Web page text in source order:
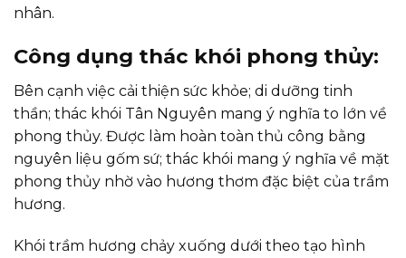
nhân.
Công dụng thác khói phong thủy:
Bên cạnh việc cải thiện sức khỏe; di dưỡng tinh
thần; thác khói Tân Nguyên mang ý nghĩa to lớn về
phong thủy. Được làm hoàn toàn thủ công bằng
nguyên liệu gốm sứ; thác khói mang ý nghĩa về mặt
phong thủy nhờ vào hương thơm đặc biệt của trầm
hương.
Khói trầm hương chảy xuống dưới theo tạo hình